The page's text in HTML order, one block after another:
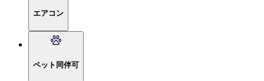
エアコン
ペット同伴可